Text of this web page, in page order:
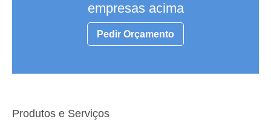
empresas acima
Pedir Orçamento
Produtos e Serviços